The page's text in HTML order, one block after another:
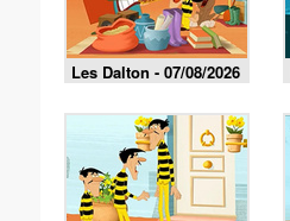
Les Dalton - 07/08/2026